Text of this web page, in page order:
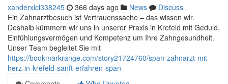
xanderxlcl338245 366 days ago News
Discuss
Ein Zahnarztbesuch ist Vertrauenssache – das wissen wir.
Deshalb kümmern wir uns in unserer Praxis in Krefeld mit Geduld,
Einfühlungsvermögen und Kompetenz um Ihre Zahngesundheit.
Unser Team begleitet Sie mit
https://bookmarkrange.com/story21724760/span-zahnarzt-mit-
herz-in-krefeld-sanft-erfahren-span